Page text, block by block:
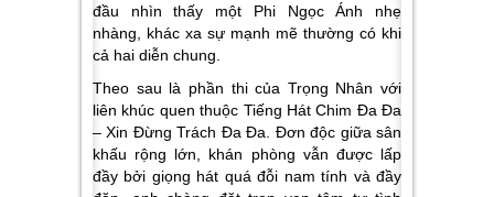
đầu nhìn thấy một Phi Ngọc Ánh nhẹ
nhàng, khác xa sự mạnh mẽ thường có khi
cả hai diễn chung.
Theo sau là phần thi của Trọng Nhân với
liên khúc quen thuộc Tiếng Hát Chim Đa Đa
– Xin Đừng Trách Đa Đa. Đơn độc giữa sân
khấu rộng lớn, khán phòng vẫn được lấp
đầy bởi giọng hát quá đỗi nam tính và đầy